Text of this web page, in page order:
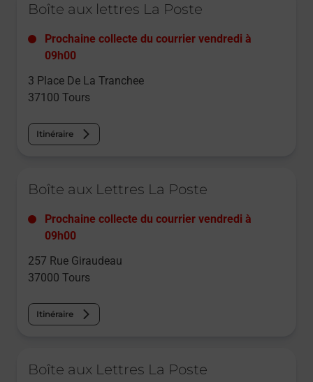
Boîte aux lettres La Poste
Prochaine collecte du courrier vendredi à
09h00
3 Place De La Tranchee
37100 Tours
Itinéraire
Boîte aux Lettres La Poste
Prochaine collecte du courrier vendredi à
09h00
257 Rue Giraudeau
37000 Tours
Itinéraire
Boîte aux Lettres La Poste